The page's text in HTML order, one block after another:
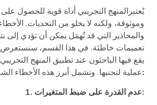
يُعتبرالمنهج التجريبي أداة قوية للحصول على
وموثوقة، ولكنه لا يخلو من التحديات.
والمحاذير التي قد تُهمَل يمكن أن تؤدي إلى
تعميمات خاطئة. في هذا القسم، سنستعرض
يقع فيها الباحثون عند تطبيق المنهج
عملية لتجنبها. وتشمل أبرز هذه الأخطاء:
1. عدم القدرة على ضبط المتغيرات: